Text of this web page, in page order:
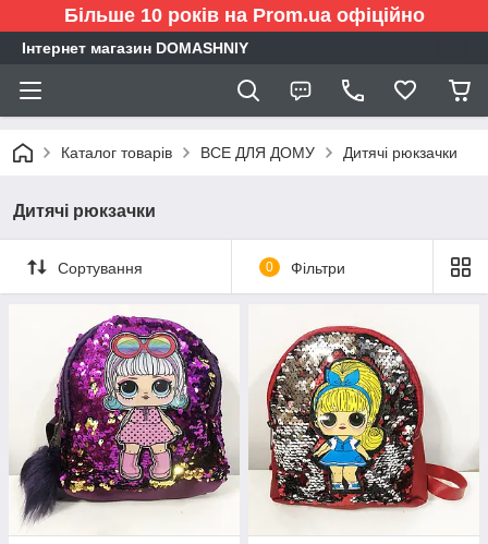
Більше 10 років на Prom.ua офіційно
Інтернет магазин DOMASHNIY
Каталог товарів ВСЕ ДЛЯ ДОМУ Дитячі рюкзачки
Дитячі рюкзачки
Сортування 0 Фільтри